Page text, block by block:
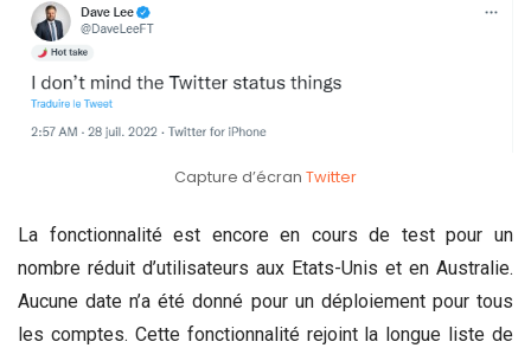
Capture d’écran Twitter
La fonctionnalité est encore en cours de test pour un
nombre réduit d’utilisateurs aux Etats-Unis et en Australie.
Aucune date n’a été donné pour un déploiement pour tous
les comptes. Cette fonctionnalité rejoint la longue liste de